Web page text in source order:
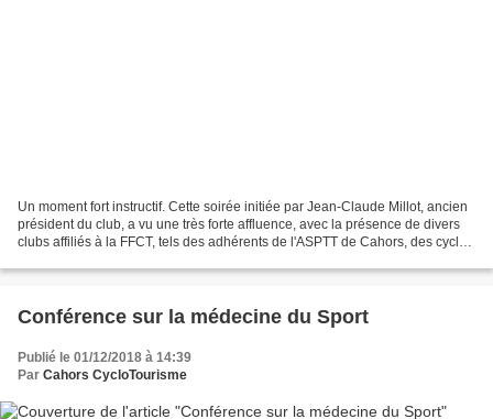
Un moment fort instructif. Cette soirée initiée par Jean-Claude Millot, ancien
président du club, a vu une très forte affluence, avec la présence de divers
clubs affiliés à la FFCT, tels des adhérents de l'ASPTT de Cahors, des cyclos
Conférence sur la médecine du Sport
Publié le 01/12/2018 à 14:39
Par Cahors CycloTourisme